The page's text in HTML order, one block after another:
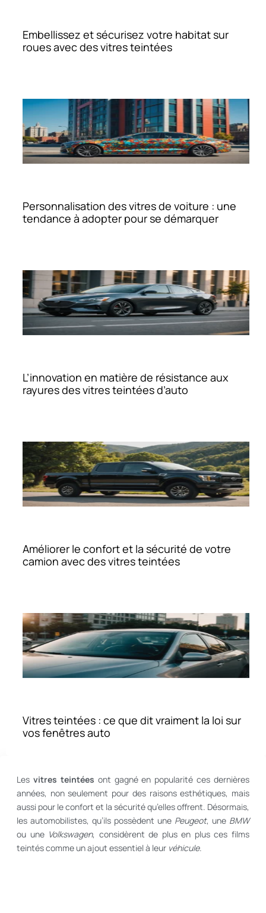
Les vitres teintées ont gagné en popularité ces dernières
années, non seulement pour des raisons esthétiques, mais
aussi pour le confort et la sécurité qu’elles offrent. Désormais,
les automobilistes, qu’ils possèdent une Peugeot, une BMW
ou une Volkswagen, considèrent de plus en plus ces films
teintés comme un ajout essentiel à leur véhicule.
Embellissez et sécurisez votre habitat sur
roues avec des vitres teintées
Personnalisation des vitres de voiture : une
tendance à adopter pour se démarquer
L’innovation en matière de résistance aux
rayures des vitres teintées d’auto
Améliorer le confort et la sécurité de votre
camion avec des vitres teintées
Vitres teintées : ce que dit vraiment la loi sur
vos fenêtres auto